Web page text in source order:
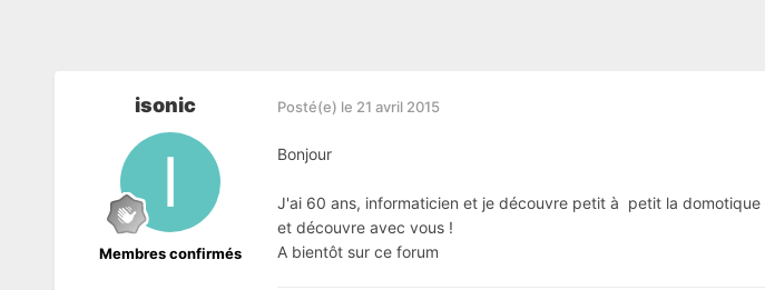
isonic
Membres confirmés
Posté(e) le 21 avril 2015
Bonjour
J'ai 60 ans, informaticien et je découvre petit à petit la
et découvre avec vous !
A bientôt sur ce forum